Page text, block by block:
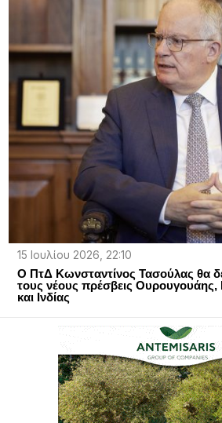
15 Ιουλίου 2026, 22:10
Ο ΠτΔ Κωνσταντίνος Τασούλας θα
τους νέους πρέσβεις Ουρουγουάης,
και Ινδίας